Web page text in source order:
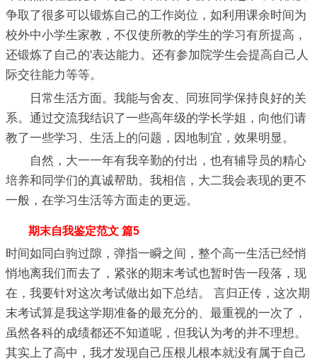
争取了很多可以锻炼自己的工作岗位，如利用课余时间为
校外中小学生家教，不仅使所教的学生的学习有所提高，
还锻炼了自己的'表达能力。还有参加院学生会提高自己人
际交往能力等等。
日常生活方面。我能与舍友、同班同学保持良好的关
系。通过交流我结识了一些高年级的学长学姐，向他们请
教了一些学习、生活上的问题，因地制宜，效果明显。
自然，大一一年有我辛勤的付出，也有辅导员的精心
培养和同学们的真诚帮助。我相信，大二我会表现的更不
一般，在学习生活等方面走的更远。
期末自我鉴定范文 篇5
时间如同白驹过隙，弹指一瞬之间，整个高一生活已经悄
悄地离我们而去了，紧张的期末考试也暂时告一段落，现
在，我要针对这次考试做出如下总结。 言归正传，这次期
末考试算是我这学期准备的最充分的、最重视的一次了，
虽然各科的成绩都还不知道呢，但我认为考的并不理想。
其实上了高中，我才发现自己压根儿根本就没有属于自己